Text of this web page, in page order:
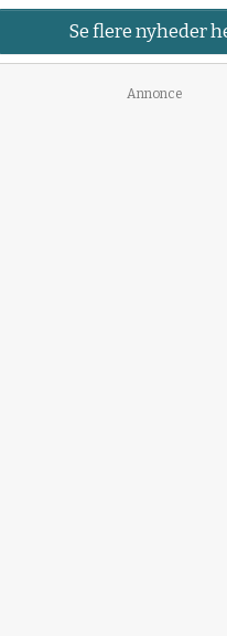
Se flere nyheder
Annonce